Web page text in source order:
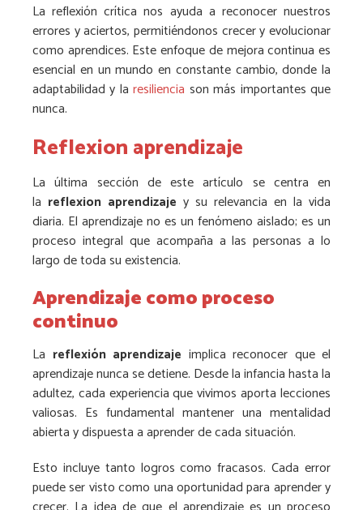
La reflexión crítica nos ayuda a reconocer nuestros
errores y aciertos, permitiéndonos crecer y evolucionar
como aprendices. Este enfoque de mejora continua es
esencial en un mundo en constante cambio, donde la
adaptabilidad y la resiliencia son más importantes que
nunca.
Reflexion aprendizaje
La última sección de este artículo se centra en
la reflexion aprendizaje y su relevancia en la vida
diaria. El aprendizaje no es un fenómeno aislado; es un
proceso integral que acompaña a las personas a lo
largo de toda su existencia.
Aprendizaje como proceso
continuo
La reflexión aprendizaje implica reconocer que el
aprendizaje nunca se detiene. Desde la infancia hasta la
adultez, cada experiencia que vivimos aporta lecciones
valiosas. Es fundamental mantener una mentalidad
abierta y dispuesta a aprender de cada situación.
Esto incluye tanto logros como fracasos. Cada error
puede ser visto como una oportunidad para aprender y